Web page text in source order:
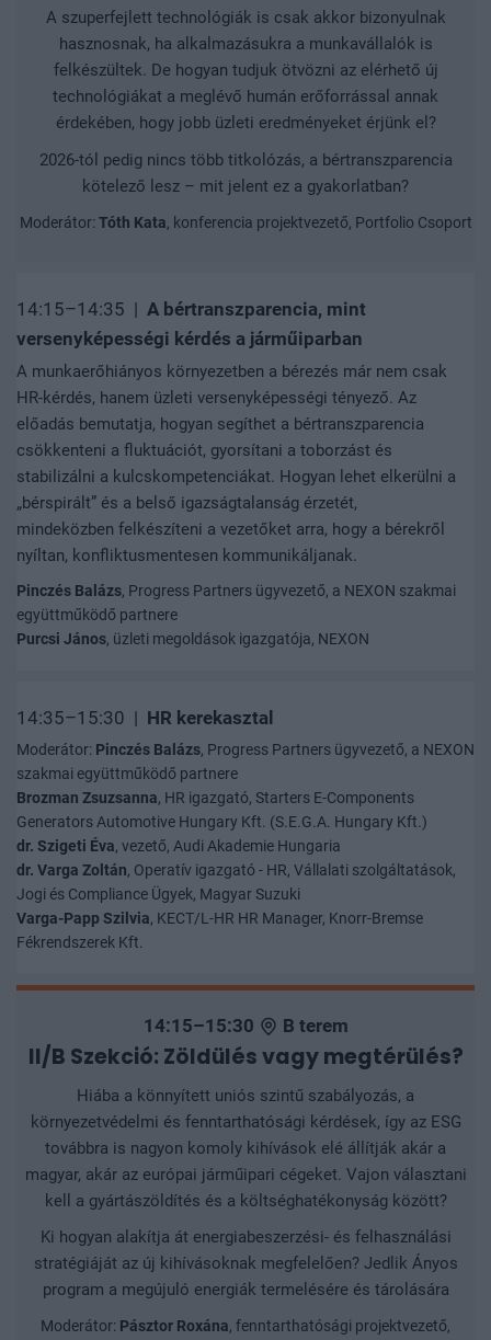
A szuperfejlett technológiák is csak akkor bizonyulnak
hasznosnak, ha alkalmazásukra a munkavállalók is
felkészültek. De hogyan tudjuk ötvözni az elérhető új
technológiákat a meglévő humán erőforrással annak
érdekében, hogy jobb üzleti eredményeket érjünk el?
2026-tól pedig nincs több titkolózás, a bértranszparencia
kötelező lesz – mit jelent ez a gyakorlatban?
Moderátor: Tóth Kata, konferencia projektvezető, Portfolio Csoport
14:15–14:35 | A bértranszparencia, mint
versenyképességi kérdés a járműiparban
A munkaerőhiányos környezetben a bérezés már nem csak
HR-kérdés, hanem üzleti versenyképességi tényező. Az
előadás bemutatja, hogyan segíthet a bértranszparencia
csökkenteni a fluktuációt, gyorsítani a toborzást és
stabilizálni a kulcskompetenciákat. Hogyan lehet elkerülni a
„bérspirált” és a belső igazságtalanság érzetét,
mindeközben felkészíteni a vezetőket arra, hogy a bérekről
nyíltan, konfliktusmentesen kommunikáljanak.
Pinczés Balázs, Progress Partners ügyvezető, a NEXON szakmai
együttműködő partnere
Purcsi János, üzleti megoldások igazgatója, NEXON
14:35–15:30 | HR kerekasztal
Moderátor: Pinczés Balázs, Progress Partners ügyvezető, a NEXON
szakmai együttműködő partnere
Brozman Zsuzsanna, HR igazgató, Starters E-Components
Generators Automotive Hungary Kft. (S.E.G.A. Hungary Kft.)
dr. Szigeti Éva, vezető, Audi Akademie Hungaria
dr. Varga Zoltán, Operatív igazgató - HR, Vállalati szolgáltatások,
Jogi és Compliance Ügyek, Magyar Suzuki
Varga-Papp Szilvia, KECT/L-HR HR Manager, Knorr-Bremse
Fékrendszerek Kft.
14:15–15:30 B terem
II/B Szekció: Zöldülés vagy megtérülés?
Hiába a könnyített uniós szintű szabályozás, a
környezetvédelmi és fenntarthatósági kérdések, így az ESG
továbbra is nagyon komoly kihívások elé állítják akár a
magyar, akár az európai járműipari cégeket. Vajon választani
kell a gyártászöldítés és a költséghatékonyság között?
Ki hogyan alakítja át energiabeszerzési- és felhasználási
stratégiáját az új kihívásoknak megfelelően? Jedlik Ányos
program a megújuló energiák termelésére és tárolására
Moderátor: Pásztor Roxána, fenntarthatósági projektvezető,